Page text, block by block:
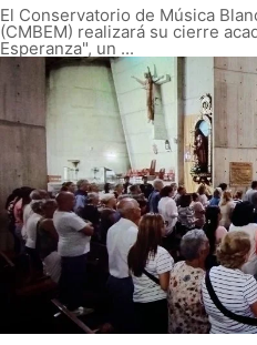
El Conservatorio de Música
(CMBEM) realizará su cierre
Esperanza", un ...